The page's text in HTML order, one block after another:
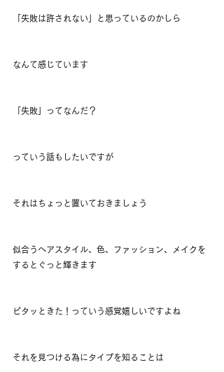
「失敗は許されない」と思っているのかしら
なんて感じています
「失敗」ってなんだ？
っていう話もしたいですが
それはちょっと置いておきましょう
似合うヘアスタイル、色、ファッション、メイクを
するとぐっと輝きます
ピタッときた！っていう感覚嬉しいですよね
それを見つける為にタイプを知ることは